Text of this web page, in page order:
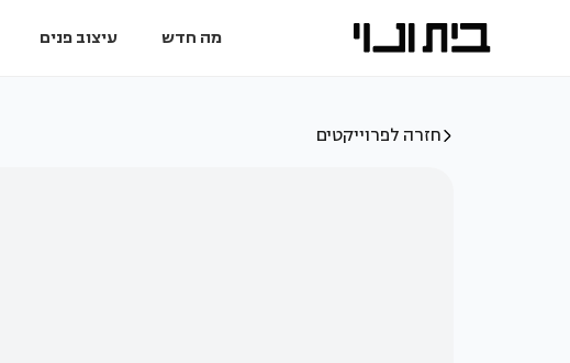
מה חדש עיצוב פנים
חזרה לפרוייקטים